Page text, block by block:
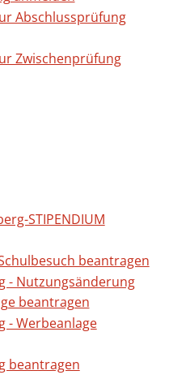
Abschlussprüfung
Zwischenprüfung
STIPENDIUM
beantragen
- Nutzungsänderung
beantragen
- Werbeanlage
beantragen